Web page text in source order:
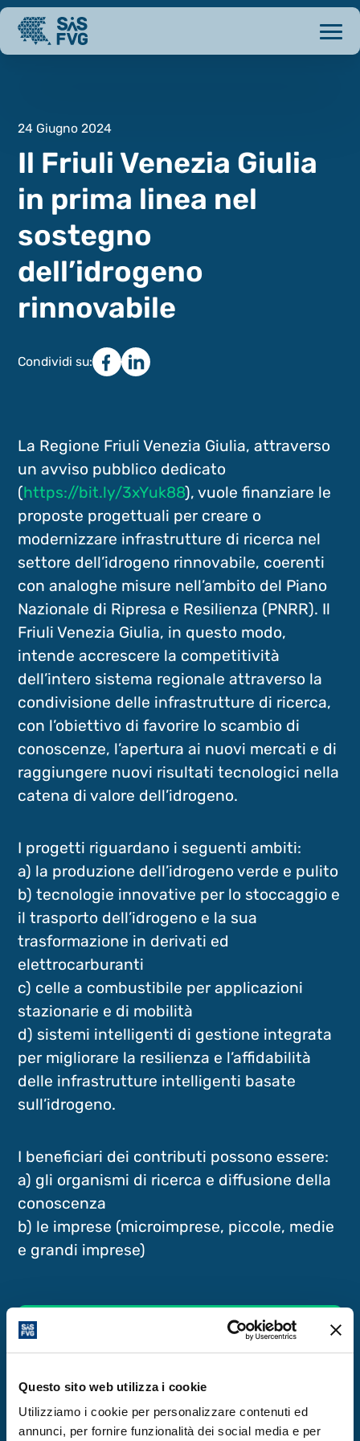
Questo sito web utilizza i cookie
Utilizziamo i cookie per personalizzare contenuti ed
annunci, per fornire funzionalità dei social media e per
24 Giugno 2024
Il Friuli Venezia Giulia
in prima linea nel
sostegno
dell’idrogeno
rinnovabile
Condividi su:
La Regione Friuli Venezia Giulia, attraverso
un avviso pubblico dedicato
(https://bit.ly/3xYuk88), vuole finanziare le
proposte progettuali per creare o
modernizzare infrastrutture di ricerca nel
settore dell’idrogeno rinnovabile, coerenti
con analoghe misure nell’ambito del Piano
Nazionale di Ripresa e Resilienza (PNRR). Il
Friuli Venezia Giulia, in questo modo,
intende accrescere la competitività
dell’intero sistema regionale attraverso la
condivisione delle infrastrutture di ricerca,
con l’obiettivo di favorire lo scambio di
conoscenze, l’apertura ai nuovi mercati e di
raggiungere nuovi risultati tecnologici nella
catena di valore dell’idrogeno.
I progetti riguardano i seguenti ambiti:
a) la produzione dell’idrogeno verde e pulito
b) tecnologie innovative per lo stoccaggio e
il trasporto dell’idrogeno e la sua
trasformazione in derivati ed
elettrocarburanti
c) celle a combustibile per applicazioni
stazionarie e di mobilità
d) sistemi intelligenti di gestione integrata
per migliorare la resilienza e l’affidabilità
delle infrastrutture intelligenti basate
sull’idrogeno.
I beneficiari dei contributi possono essere:
a) gli organismi di ricerca e diffusione della
conoscenza
b) le imprese (microimprese, piccole, medie
e grandi imprese)
Per approfondimenti
sull’avviso pubblico
Clicca qui